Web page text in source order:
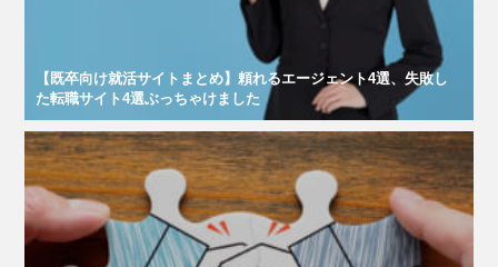
【既卒向け就活サイトまとめ】頼れるエージェント4選、失敗し
た転職サイト4選ぶっちゃけました